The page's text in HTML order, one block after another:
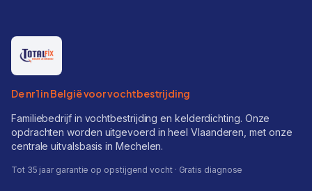
De nr 1 in België voor vochtbestrijding
Familiebedrijf in vochtbestrijding en kelderdichting. Onze
opdrachten worden uitgevoerd in heel Vlaanderen, met onze
centrale uitvalsbasis in Mechelen.
Tot 35 jaar garantie op opstijgend vocht · Gratis diagnose